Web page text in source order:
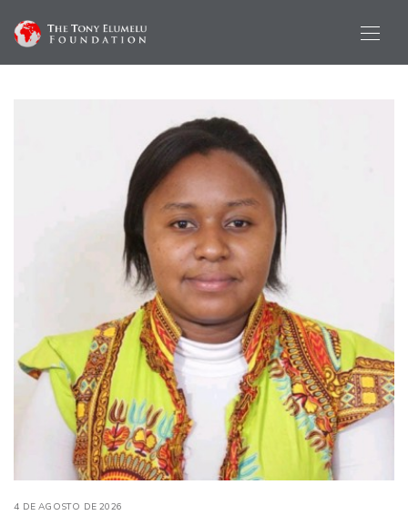
4 DE AGOSTO DE 2026